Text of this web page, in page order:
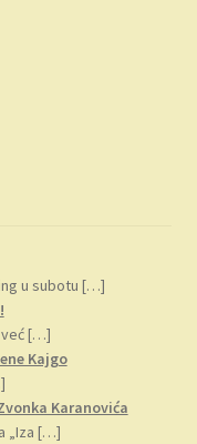
u subotu […]
[…]
Kajgo
Karanovića
„Iza […]